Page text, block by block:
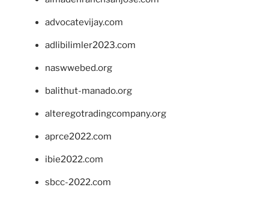
advocatevijay.com
adlibilimler2023.com
naswwebed.org
balithut-manado.org
alteregotradingcompany.org
aprce2022.com
ibie2022.com
sbcc-2022.com